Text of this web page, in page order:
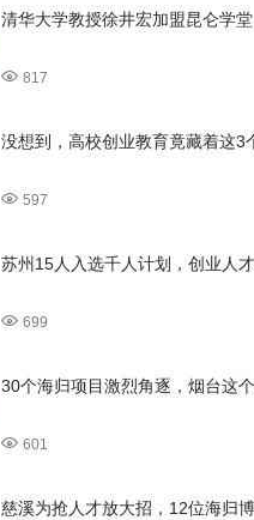
清华大学教授徐井宏加盟昆仑学
817
没想到，高校创业教育竟藏着这3
597
苏州15人入选千人计划，创业人
699
30个海归项目激烈角逐，烟台这
601
慈溪为抢人才放大招，12位海归